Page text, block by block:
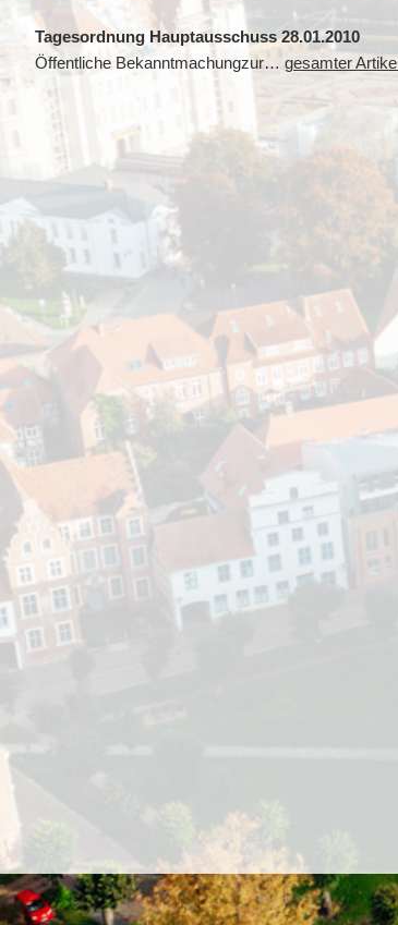
Tagesordnung Hauptausschuss 28.01.2010
Öffentliche Bekanntmachungzur… gesamter Artikel